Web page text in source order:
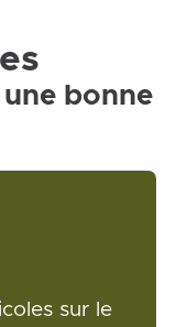
bonne
sur le